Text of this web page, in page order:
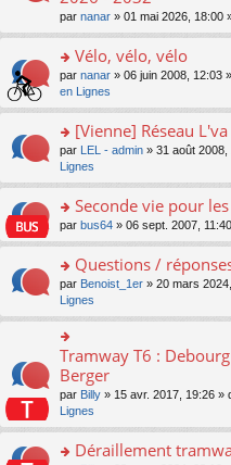
e
u
s
ré
c
e
nt
n
lu
pl
u
s
ré
c
e
nt
g
n
o
n
lu
pl
u
s
ré
c
e
m
e
s
s
g
o
n
lu
le
u
s
ré
c
e
nt
ult
er
le
m
e
s
a
g
e
n
o
n
pl
u
s
ré
c
e
nt
par nanar » 01 mai 2026, 18:00
o
n
s
er
le
m
e
s
s
e
n
o
n
lu
le
pl
u
s
ré
c
e
Vélo, vélo, vélo
par nanar » 06 juin 2008, 12:03
en Lignes
o
s
er
le
m
e
s
s
g
n
o
n
lu
le
u
[Vienne] Réseau L'va
par LEL - admin » 31 août 2008,
Lignes
o
n
ult
er
le
m
e
s
g
o
Seconde vie pour les
par bus64 » 06 sept. 2007,
o
s
ult
er
le
m
e
s
s
a
Questions /
par Benoist_1er » 20 mars
Lignes
o
n
ult
er
le
m
Tramway T6 :
Berger
par Billy » 15 avr. 2017, 19:26 »
Lignes
Déraillement